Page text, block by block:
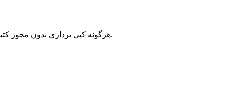
هرگونه کپی برداری بدون مجوز کتبی، مشمول ماده 12 فصل سوم قانون جرائم رایانه ای بوده و پیگرد قانونی خواهد داشت.